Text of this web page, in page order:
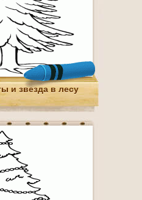
и звезда в лесу